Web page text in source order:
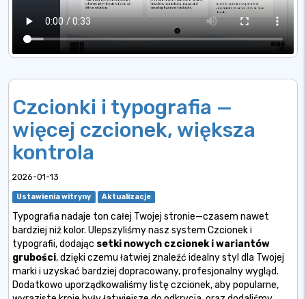
Czcionki i typografia —
więcej czcionek, większa
kontrola
2026-01-13
Ustawienia witryny Aktualizacje
Typografia nadaje ton całej Twojej stronie—czasem nawet
bardziej niż kolor. Ulepszyliśmy nasz system Czcionek i
typografii, dodając setki nowych czcionek i wariantów
grubości, dzięki czemu łatwiej znaleźć idealny styl dla Twojej
marki i uzyskać bardziej dopracowany, profesjonalny wygląd.
Dodatkowo uporządkowaliśmy listę czcionek, aby popularne,